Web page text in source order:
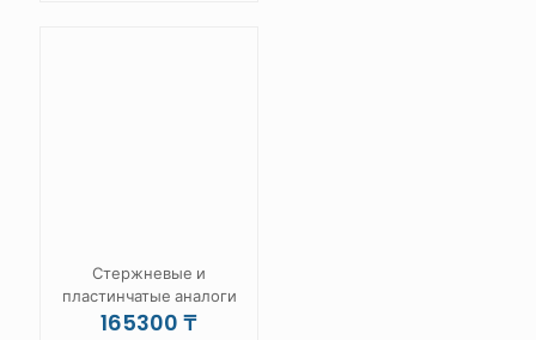
Стержневые и
пластинчатые аналоги
165300₸